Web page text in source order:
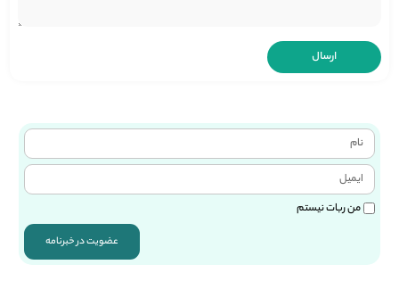
من ربات نیستم
عضویت در خبرنامه